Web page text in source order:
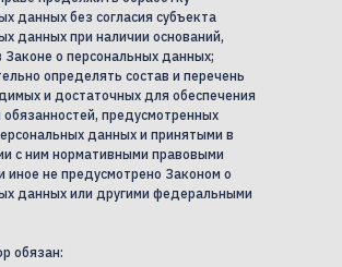
данных без согласия субъекта
данных при наличии оснований,
Законе о персональных данных;
определять состав и перечень
и достаточных для обеспечения
предусмотренных
данных и принятыми в
с ним нормативными правовыми
иное не предусмотрено Законом о
данных или другими федеральными
обязан: